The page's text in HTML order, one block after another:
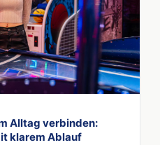
Alltag verbinden:
klarem Ablauf